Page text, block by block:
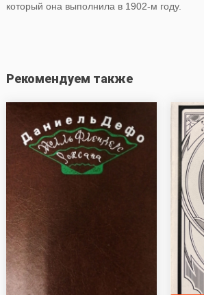
который она выполнила в 1902-м году.
Рекомендуем также